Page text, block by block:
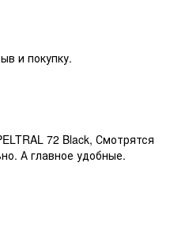
и покупку.
72 Black, Смотрятся
А главное удобные.